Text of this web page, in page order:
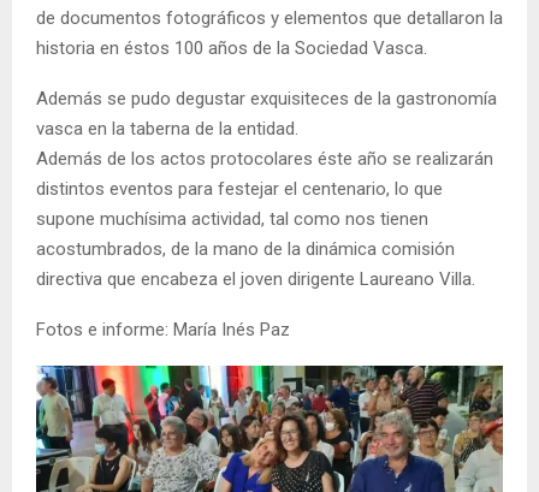
de documentos fotográficos y elementos que detallaron la
historia en éstos 100 años de la Sociedad Vasca.
Además se pudo degustar exquisiteces de la gastronomía
vasca en la taberna de la entidad.
Además de los actos protocolares éste año se realizarán
distintos eventos para festejar el centenario, lo que
supone muchísima actividad, tal como nos tienen
acostumbrados, de la mano de la dinámica comisión
directiva que encabeza el joven dirigente Laureano Villa.
Fotos e informe: María Inés Paz